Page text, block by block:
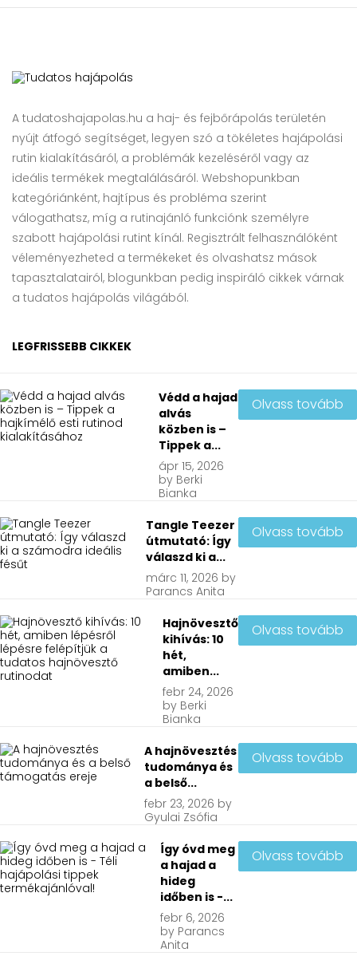
A tudatoshajapolas.hu a haj- és fejbőrápolás területén
nyújt átfogó segítséget, legyen szó a tökéletes hajápolási
rutin kialakításáról, a problémák kezeléséről vagy az
ideális termékek megtalálásáról. Webshopunkban
kategóriánként, hajtípus és probléma szerint
válogathatsz, míg a rutinajánló funkciónk személyre
szabott hajápolási rutint kínál. Regisztrált felhasználóként
véleményezheted a termékeket és olvashatsz mások
tapasztalatairól, blogunkban pedig inspiráló cikkek várnak
a tudatos hajápolás világából.
LEGFRISSEBB CIKKEK
Védd a hajad
alvás
közben is –
Tippek a...
ápr 15, 2026
byBerki
Bianka
Olvass tovább
Tangle Teezer
útmutató: Így
válaszd ki a...
márc11, 2026 by
Parancs Anita
Olvass tovább
Hajnövesztő
kihívás: 10
hét,
amiben...
febr 24, 2026
by Berki
Bianka
Olvass tovább
A hajnövesztés
tudománya és
a belső...
febr 23, 2026 by
Gyulai Zsófia
Olvass tovább
Így óvd meg
a hajad a
hideg
időben is -...
febr 6, 2026
by Parancs
Anita
Olvass tovább